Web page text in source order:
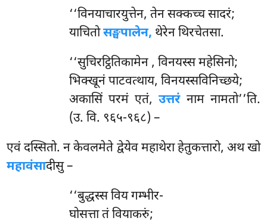
‘‘विनयाचारयुत्तेन, तेन सक्कच्च सादरं;
याचितोसङ्घपालेन, थेरेन थिरचेतसा.
‘‘सुचिरट्ठितिकामेन , विनयस्स महेसिनो;
भिक्खूनं पाटवत्थाय, विनयस्सविनिच्छये;
अकासिं परमं एतं,उत्तरंनाम नामतो’’ति.
(उ. वि. ९६५-९६८) –
एवं दस्सितो. न केवलमेते द्वेयेव महाथेरा हेतुकत्तारो, अथ खो
महावंसादीसु –
‘‘बुद्धस्सविय गम्भीर-
घोसत्ता तं वियाकरुं;